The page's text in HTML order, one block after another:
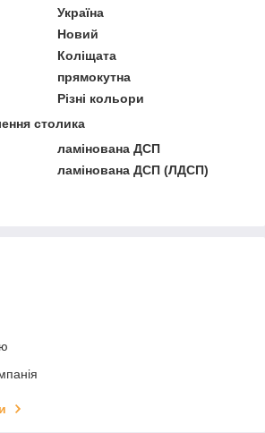
Україна
Новий
Коліщата
прямокутна
Різні кольори
столика
ламінована ДСП
ламінована ДСП (ЛДСП)